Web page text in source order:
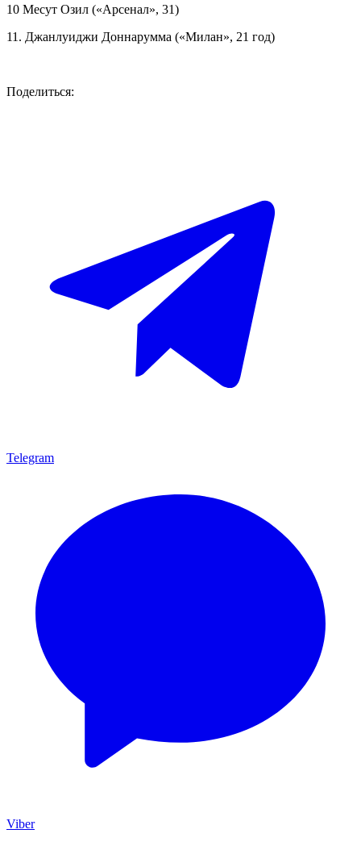
10 Месут Озил («Арсенал», 31)
11. Джанлуиджи Доннарумма («Милан», 21 год)
Поделиться:
Telegram
Viber